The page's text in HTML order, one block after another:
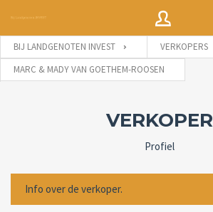
Wachtwoord
BIJ LANDGENOTEN INVEST
VERKOPERS
MARC & MADY VAN GOETHEM-ROOSEN
VERKOPER
Profiel
Info over de verkoper.